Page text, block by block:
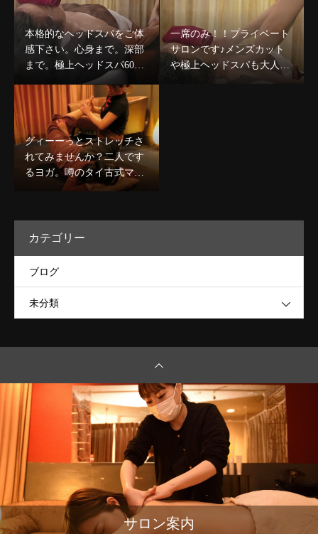
本格的なヘッドスパをご体
感下さい。心身まで。深部
まで。極上ヘッドスパ60分
コース￥8,980〜デコルテケ
ア込のコースも人気★
一席のみ！！プライベート
サロンです♪メンズカット
や極上ヘッドスパも大人気
グィーーっとストレッチさ
れてみませんか？二人です
るヨガ。噂のタイ古式マッ
サージで心身ほぐしましょ
カテゴリー
ブログ
未分類
サロン案内